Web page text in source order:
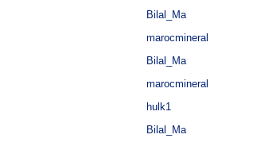
Bilal_Ma
marocmineral
Bilal_Ma
marocmineral
hulk1
Bilal_Ma